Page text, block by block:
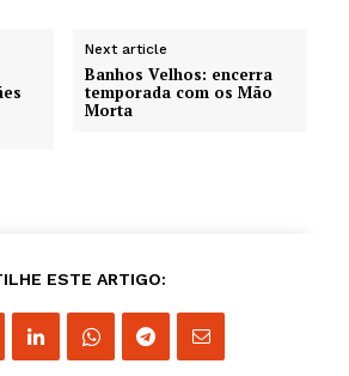
Next article
Banhos Velhos: encerra
temporada com os Mão
Morta
ESTE ARTIGO: